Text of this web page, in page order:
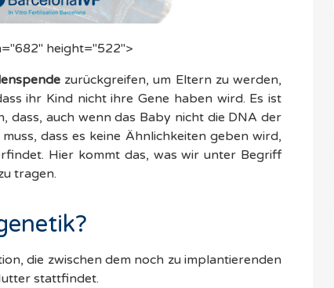
height="522">
zurückgreifen, um Eltern zu werden,
ihr Kind nicht ihre Gene haben wird. Es ist
dass, auch wenn das Baby nicht die DNA der
dass es keine Ähnlichkeiten geben wird,
Hier kommt das, was wir unter Begriff
tragen.
die zwischen dem noch zu implantierenden
stattfindet.